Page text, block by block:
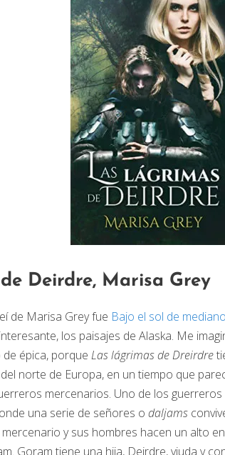
Deirdre, Marisa Grey
de Marisa Grey fue Bajo el sol de
los paisajes de Alaska. Me
épica, porque Las lágrimas de Dreirdre
norte de Europa, en un tiempo que
mercenarios. Uno de los
una serie de señores o daljams
mercenario y sus hombres hacen un alto
Goram tiene una hija, Deirdre, viuda y